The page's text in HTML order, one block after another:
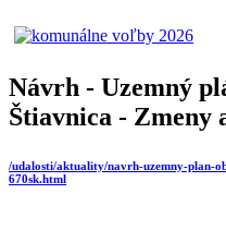
Návrh - Uzemný
Štiavnica - Zmeny
/udalosti/aktuality/navrh-uzemny-plan-
670sk.html